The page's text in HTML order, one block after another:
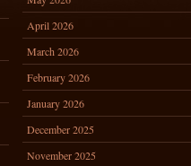
April 2026
March 2026
February 2026
January 2026
December 2025
November 2025